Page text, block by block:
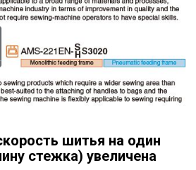
шитья на один
стежка) увеличена